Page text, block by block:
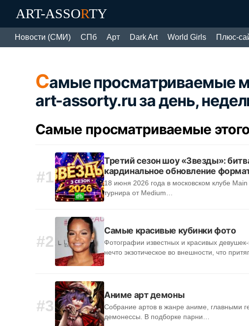
ART-ASSORTY
Новости (СМИ) СПб Арт Dark Art World Girls Плюс-
Самые просматриваемые
art-assorty.ru за день,
Самые просматриваемые
#1
Третий сезон шоу «Звезды»:
кардинальное обновление
18 июня 2026 года в московском клубе
турнира от Medium…
#2
Самые красивые кубинки фото
Фотографии известных и красивых
нечто экзотическое во внешности, что
#3
Аниме арт демоны
Собрание артов в жанре аниме, главными
демонессы. В подборке парни…